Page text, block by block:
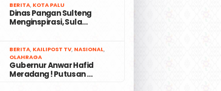
BERITA, KOTA PALU
Dinas Pangan Sulteng
Menginspirasi, Sula…
BERITA, KAILIPOST TV, NASIONAL,
OLAHRAGA
Gubernur Anwar Hafid
Meradang ! Putusan …